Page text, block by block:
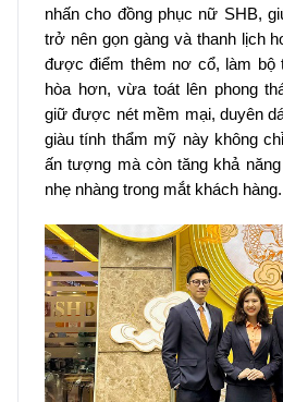
nhấn cho đồng phục nữ SHB,
trở nên gọn gàng và thanh lịch
được điểm thêm nơ cổ, làm bộ
hòa hơn, vừa toát lên phong
giữ được nét mềm mại, duyên
giàu tính thẩm mỹ này không
ấn tượng mà còn tăng khả
nhẹ nhàng trong mắt khách hàng.